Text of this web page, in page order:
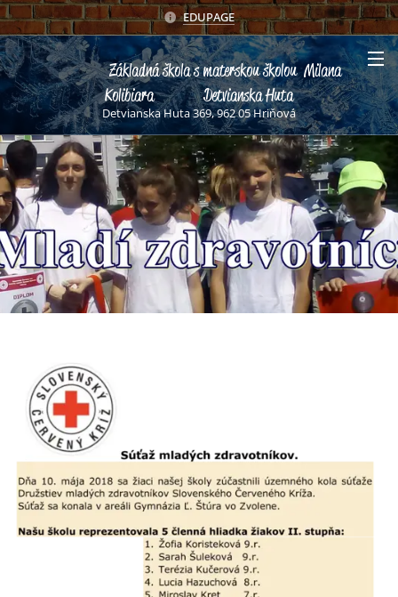
EDUPAGE
Základná škola s materskou školou Milana
Kolibiara Detvianska Huta
Detvianska Huta 369, 962 05 Hriňová